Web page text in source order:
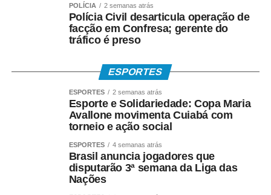
desenvolvido em comunidades, ele transformou a pipa
em uma ferramenta pedagógica. Em suas oficinas, utiliza
a atividade para ensinar conteúdos de História,
além de promover reflexões sobre bullying, preconceito,
cidadania e inclusão social.
“A pipa mudou a minha vida. Foi meu brinquedo, meu
lazer e também meu sustento. Hoje tenho a alegria de
devolver isso para outras crianças, mostrando que elas
podem aprender, sonhar e construir oportunidades por
meio de uma brincadeira tão simples e tão rica
culturalmente”, afirma o arte-educador que utiliza a rede
social @grincopipascuiaba, no Instagram.
POLÍCIA 2 semanas atrás
Polícia Civil desarticula operação de
facção em Confresa; gerente do
tráfico é preso
ESPORTES
ESPORTES 2 semanas atrás
Esporte e Solidariedade: Copa Maria
Avallone movimenta Cuiabá com
torneio e ação social
ESPORTES 4 semanas atrás
Brasil anuncia jogadores que
disputarão 3ª semana da Liga das
Nações